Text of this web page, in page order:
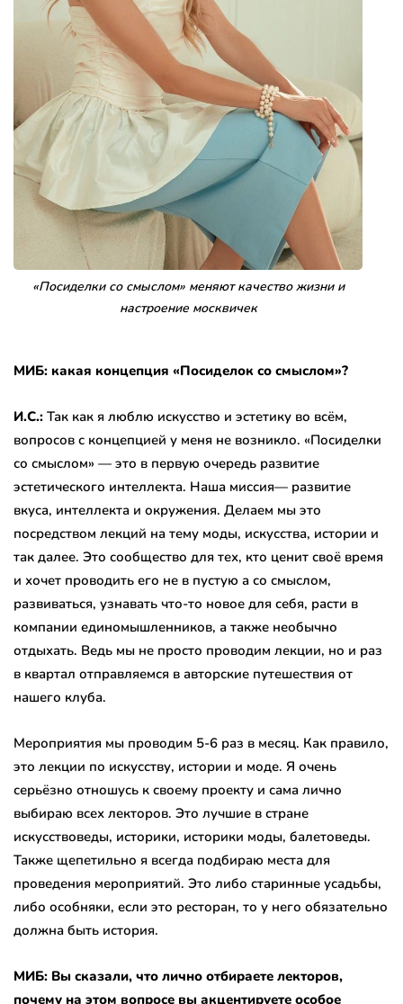
«Посиделки со смыслом» меняют качество жизни и
настроение москвичек
МИБ: какая концепция «Посиделок со смыслом»?
И.С.: Так как я люблю искусство и эстетику во всём,
вопросов с концепцией у меня не возникло. «Посиделки
со смыслом» — это в первую очередь развитие
эстетического интеллекта. Наша миссия— развитие
вкуса, интеллекта и окружения. Делаем мы это
посредством лекций на тему моды, искусства, истории и
так далее. Это сообщество для тех, кто ценит своё время
и хочет проводить его не в пустую а со смыслом,
развиваться, узнавать что-то новое для себя, расти в
компании единомышленников, а также необычно
отдыхать. Ведь мы не просто проводим лекции, но и раз
в квартал отправляемся в авторские путешествия от
нашего клуба.
Мероприятия мы проводим 5-6 раз в месяц. Как правило,
это лекции по искусству, истории и моде. Я очень
серьёзно отношусь к своему проекту и сама лично
выбираю всех лекторов. Это лучшие в стране
искусствоведы, историки, историки моды, балетоведы.
Также щепетильно я всегда подбираю места для
проведения мероприятий. Это либо старинные усадьбы,
либо особняки, если это ресторан, то у него обязательно
должна быть история.
МИБ: Вы сказали, что лично отбираете лекторов,
почему на этом вопросе вы акцентируете особое